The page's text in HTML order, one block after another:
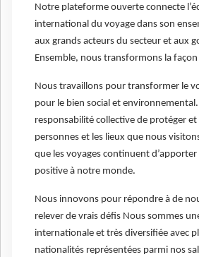
Notre plateforme ouverte connecte
international du voyage dans son
aux grands acteurs du secteur et aux
Ensemble, nous transformons la façon
Nous travaillons pour transformer le
pour le bien social et
responsabilité collective de protéger
personnes et les lieux que nous
que les voyages continuent
positive à notre monde.
Nous innovons pour répondre à de
relever de vrais défis Nous sommes
internationale et très diversifiée avec
nationalités représentées parmi nos